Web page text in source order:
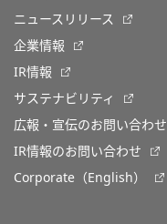
ニュースリリース
企業情報
IR情報
サステナビリティ
広報・宣伝のお問い合わせ
IR情報のお問い合わせ
Corporate（English）